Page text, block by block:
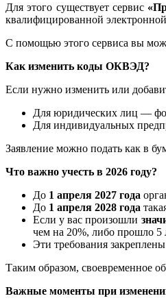
Для этого существует сервис
квалифицированной
С помощью этого сервиса вы
Как изменить коды ОКВЭД?
Если нужно изменить или
Для юридических лиц —
Для индивидуальных
Заявление можно подать как в
Что важно учесть в 2026 году?
До 1 апреля 2027 года
До 1 апреля 2028 года
Если у вас произошли
чем на 20%, либо прошло 5
Эти требования
Таким образом, своевременное
Важные моменты при